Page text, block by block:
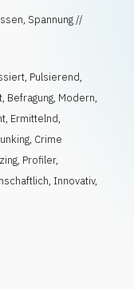
Spannung //
, Pulsierend,
, Befragung, Modern,
, Ermittelnd,
, Crime
, Profiler,
,Innovativ,